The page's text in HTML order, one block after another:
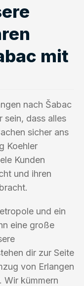
mit
nach Šabac
sein, dass alles
sicher ans
Koehler
Kunden
und ihren
und ein
eine große
dir zur Seite
von Erlangen
Wir kümmern